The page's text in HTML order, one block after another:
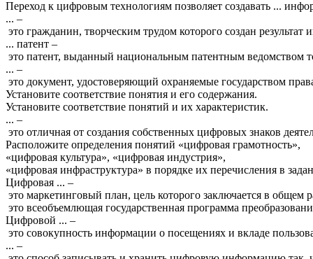
Переход к цифровым технологиям позволяет создавать ...
... –
это гражданин, творческим трудом которого создан результат
... патент –
это патент, выданный национальным патентным ведомством
... –
это документ, удостоверяющий охраняемые государством
Установите соответствие понятия и его содержания.
Установите соответствие понятий и их характеристик.
... –
это отличная от создания собственных цифровых знаков
Расположите определения понятий «цифровая грамотность»,
«цифровая культура», «цифровая индустрия»,
«цифровая инфраструктура» в порядке их перечисления в
Цифровая ... –
это маркетинговый план, цель которого заключается в общем
это всеобъемлющая государственная программа
Цифровой ... –
это совокупность информации о посещениях и вкладе
... –